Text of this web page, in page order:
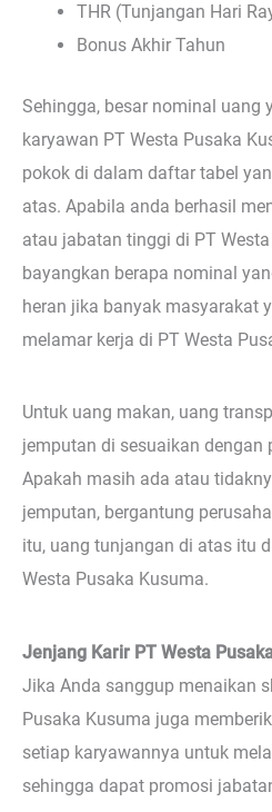
THR (Tunjangan Hari
Bonus Akhir Tahun
Sehingga, besar nominal uang
karyawan PT Westa Pusaka
pokok di dalam daftar tabel
atas. Apabila anda berhasil
atau jabatan tinggi di PT
bayangkan berapa nominal
heran jika banyak masyarakat
melamar kerja di PT Westa
Untuk uang makan, uang
jemputan di sesuaikan dengan
Apakah masih ada atau
jemputan, bergantung
itu, uang tunjangan di atas itu
Westa Pusaka Kusuma.
Jenjang Karir PT Westa
Jika Anda sanggup menaikan
Pusaka Kusuma juga
setiap karyawannya untuk
sehingga dapat promosi